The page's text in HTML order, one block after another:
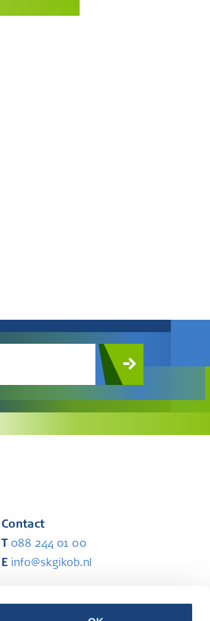
Contact
088 244 01 00
Einfo@skgikob.nl
Partners